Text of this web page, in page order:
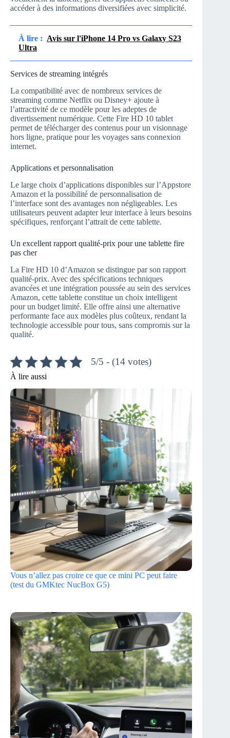
accéder à des informations diversifiées avec simplicité.
À lire : Avis sur l'iPhone 14 Pro vs Galaxy S23
Ultra
Services de streaming intégrés
La compatibilité avec de nombreux services de
streaming comme Netflix ou Disney+ ajoute à
l’attractivité de ce modèle pour les adeptes de
divertissement numérique. Cette Fire HD 10 tablet
permet de télécharger des contenus pour un visionnage
hors ligne, pratique pour les voyages sans connexion
internet.
Applications et personnalisation
Le large choix d’applications disponibles sur l’Appstore
Amazon et la possibilité de personnalisation de
l’interface sont des avantages non négligeables. Les
utilisateurs peuvent adapter leur interface à leurs besoins
spécifiques, renforçant l’attrait de cette tablette.
Un excellent rapport qualité-prix pour une tablette fire
pas cher
La Fire HD 10 d’Amazon se distingue par son rapport
qualité-prix. Avec des spécifications techniques
avancées et une intégration poussée au sein des services
Amazon, cette tablette constitue un choix intelligent
pour un budget limité. Elle offre ainsi une alternative
performante face aux modèles plus coûteux, rendant la
technologie accessible pour tous, sans compromis sur la
qualité.
5/5 - (14 votes)
À lire aussi
Vous n’allez pas croire ce que ce mini PC peut faire
(test du GMKtec NucBox G5)